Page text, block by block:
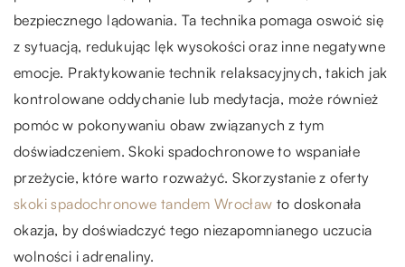
bezpiecznego lądowania. Ta technika pomaga oswoić się
z sytuacją, redukując lęk wysokości oraz inne negatywne
emocje. Praktykowanie technik relaksacyjnych, takich jak
kontrolowane oddychanie lub medytacja, może również
pomóc w pokonywaniu obaw związanych z tym
doświadczeniem. Skoki spadochronowe to wspaniałe
przeżycie, które warto rozważyć. Skorzystanie z oferty
skoki spadochronowe tandem Wrocław to doskonała
okazja, by doświadczyć tego niezapomnianego uczucia
wolności i adrenaliny.